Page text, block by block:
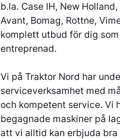
b.la. Case IH, New
Avant, Bomag, Rottne,
komplett utbud för dig
entreprenad.
Vi på Traktor Nord har
serviceverksamhet med
och kompetent service. Vi
begagnade maskiner på
att vi alltid kan erbjuda